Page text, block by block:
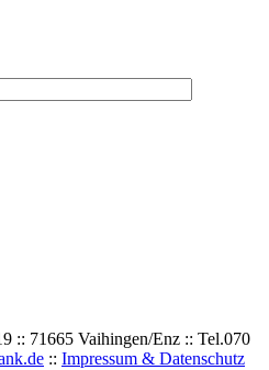
:: 71665 Vaihingen/Enz :: Tel.070
:: Impressum & Datenschutz